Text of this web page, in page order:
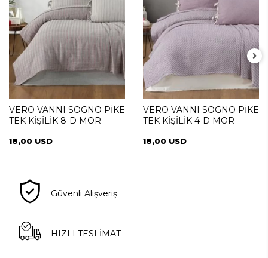
VERO VANNI SOGNO PİKE
TEK KİŞİLİK 8-D MOR
18,00 USD
VERO VANNI SOGNO PİKE
TEK KİŞİLİK 4-D MOR
18,00 USD
Güvenli Alışveriş
HIZLI TESLİMAT